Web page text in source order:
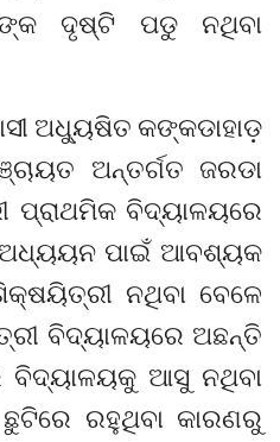
ଦୃଷ୍ଟି ପଡୁ ନଥିବା
ଅଧ୍ୟୁଷିତ କଙ୍କଡାହାଡ଼
ଅନ୍ତର୍ଗତ ଜରଡା
ପ୍ରାଥମିକ ବିଦ୍ୟାଳୟରେ
ଅଧ୍ୟୟନ ପାଇଁ ଆବଶ୍ୟକ
ନଥିବା ବେଳେ
ବିଦ୍ୟାଳୟରେ ଅଛନ୍ତି
ବିଦ୍ୟାଳୟକୁ ଆସୁ ନଥିବା
ରହୁଥିବା କାରଣରୁ